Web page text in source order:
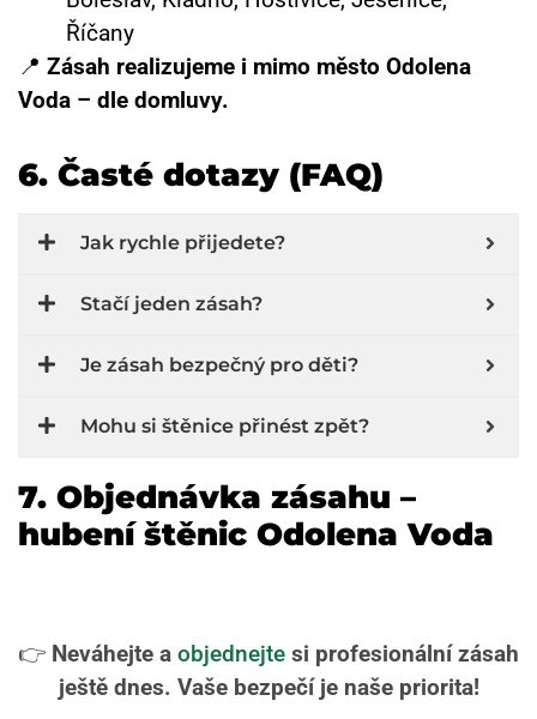
Říčany
📍 Zásah realizujeme i mimo město Odolena
Voda – dle domluvy.
6. Časté dotazy (FAQ)
Jak rychle přijedete?
Stačí jeden zásah?
Je zásah bezpečný pro děti?
Mohu si štěnice přinést zpět?
7. Objednávka zásahu –
hubení štěnic Odolena Voda
👉 Neváhejte a objednejte si profesionální zásah
ještě dnes. Vaše bezpečí je naše priorita!